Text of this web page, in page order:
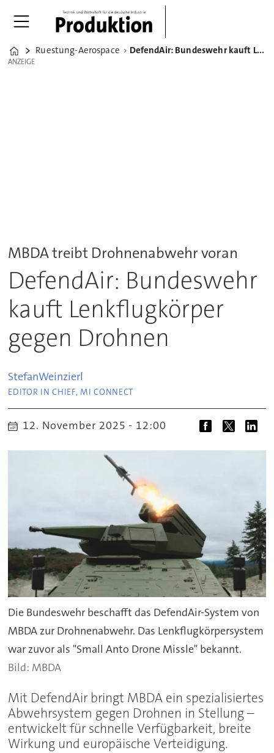
Home
Ruestung-Aerospace DefendAir: Bundeswehr kauft Lenkflugkörper gegen Drohnen
ANZEIGE
ANZEIGE
MBDA treibt Drohnenabwehr voran
DefendAir: Bundeswehr
kauft Lenkflugkörper
gegen Drohnen
StefanWeinzierl
EDITOR IN CHIEF, MI CONNECT
12. November 2025 - 12:00
Die Bundeswehr beschafft das DefendAir-System von
MBDA zur Drohnenabwehr. Das Lenkflugkörpersystem
war zuvor als "Small Anto Drone Missle" bekannt.
MBDA
Mit DefendAir bringt MBDA ein spezialisiertes
Abwehrsystem gegen Drohnen in Stellung –
entwickelt für schnelle Verfügbarkeit, breite
Wirkung und europäische Verteidigung.